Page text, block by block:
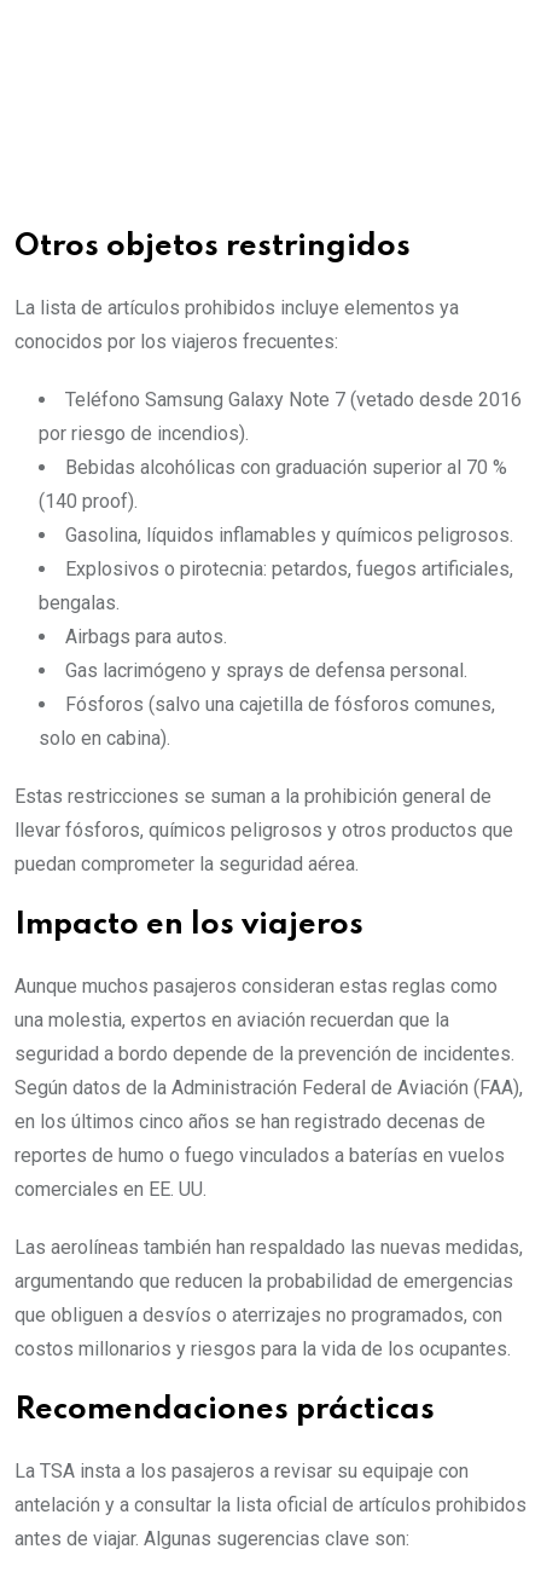
Otros objetos restringidos
La lista de artículos prohibidos incluye elementos ya
conocidos por los viajeros frecuentes:
Teléfono Samsung Galaxy Note 7 (vetado desde 2016
por riesgo de incendios).
Bebidas alcohólicas con graduación superior al 70 %
(140 proof).
Gasolina, líquidos inflamables y químicos peligrosos.
Explosivos o pirotecnia: petardos, fuegos artificiales,
bengalas.
Airbags para autos.
Gas lacrimógeno y sprays de defensa personal.
Fósforos (salvo una cajetilla de fósforos comunes,
solo en cabina).
Estas restricciones se suman a la prohibición general de
llevar fósforos, químicos peligrosos y otros productos que
puedan comprometer la seguridad aérea.
Impacto en los viajeros
Aunque muchos pasajeros consideran estas reglas como
una molestia, expertos en aviación recuerdan que la
seguridad a bordo depende de la prevención de incidentes.
Según datos de la Administración Federal de Aviación (FAA),
en los últimos cinco años se han registrado decenas de
reportes de humo o fuego vinculados a baterías en vuelos
comerciales en EE. UU.
Las aerolíneas también han respaldado las nuevas medidas,
argumentando que reducen la probabilidad de emergencias
que obliguen a desvíos o aterrizajes no programados, con
costos millonarios y riesgos para la vida de los ocupantes.
Recomendaciones prácticas
La TSA insta a los pasajeros a revisar su equipaje con
antelación y a consultar la lista oficial de artículos prohibidos
antes de viajar. Algunas sugerencias clave son: